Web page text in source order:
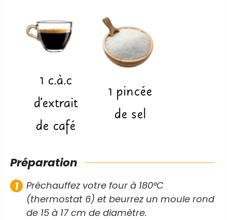
1 c.à.c
d'extrait
de café
1 pincée
de sel
Préparation
Préchauffez votre four à 180°C
(thermostat 6) et beurrez un moule rond
de 15 à 17 cm de diamètre.